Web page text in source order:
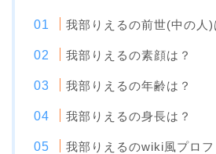
我部りえるの前世(中の人)
我部りえるの素顔は？
我部りえるの年齢は？
我部りえるの身長は？
我部りえるのwiki風プロフ